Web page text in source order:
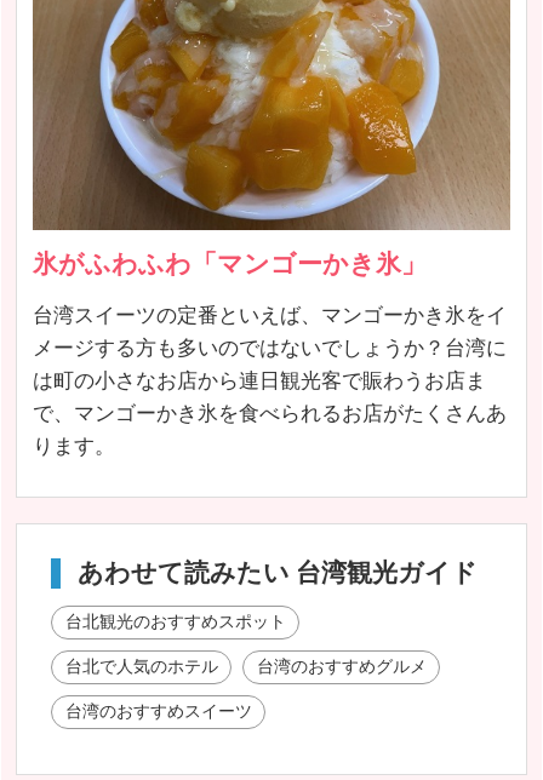
氷がふわふわ「マンゴーかき氷」
台湾スイーツの定番といえば、マンゴーかき氷をイ
メージする方も多いのではないでしょうか？台湾に
は町の小さなお店から連日観光客で賑わうお店ま
で、マンゴーかき氷を食べられるお店がたくさんあ
ります。
あわせて読みたい 台湾観光ガイド
台北観光のおすすめスポット
台北で人気のホテル 台湾のおすすめグルメ
台湾のおすすめスイーツ